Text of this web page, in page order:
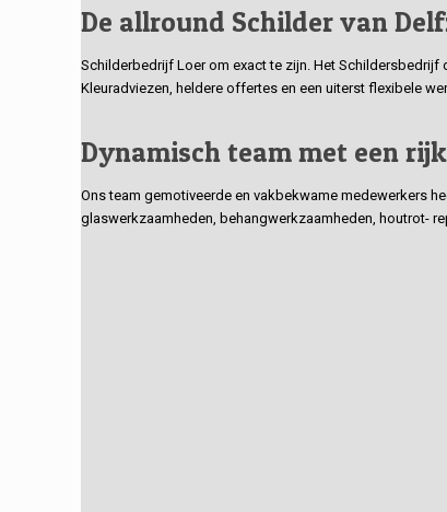
De allround Schilder van
Schilderbedrijf Loer om exact te zijn. Het
Kleuradviezen, heldere offertes en een uiterst flexibele
Dynamisch team met een
Ons team gemotiveerde en vakbekwame medewerkers
glaswerkzaamheden, behangwerkzaamheden, houtrot-